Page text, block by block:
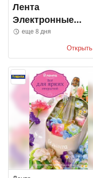
Лента
Электронные
каталоги
еще 8 дня
Открыть